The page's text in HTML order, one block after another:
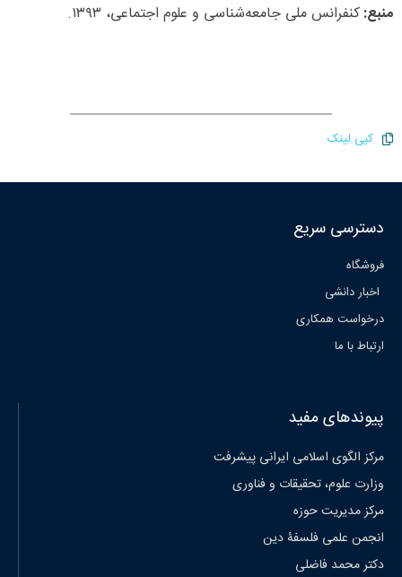
منبع:کنفرانس ملی جامعه‌شناسی و علوم اجتماعی، ۱۳۹۳.
کپی لینک
دسترسی سریع
فروشگاه
اخبار دانشی
درخواست همکاری
ارتباط با ما
پیوندهای مفید
مرکز الگوی اسلامی ایرانی پیشرفت
وزارت علوم، تحقیقات و فناوری
مرکز مدیریت حوزه
انجمن علمی فلسفۀ دین
دکتر محمد فاضلی